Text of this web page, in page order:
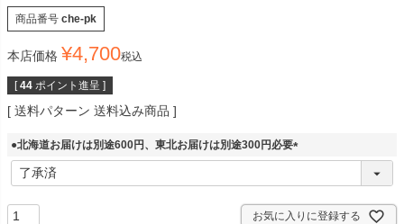
商品番号 che-pk
本店価格 ¥4,700税込
[ 44 ポイント進呈 ]
送料パターン 送料込み商品
●北海道お届けは別途600円、東北お届けは別途300円必要
(
お気に入りに登録する